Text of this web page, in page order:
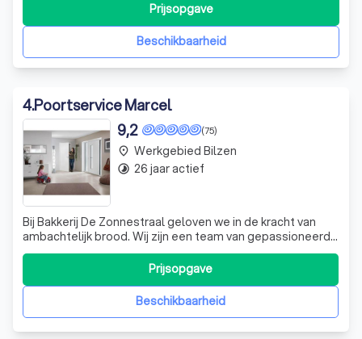
Beschikbaarheid
Prijsopgave
4.Poortservice Marcel
(75)
9,2
Bij Bakkerij De Zonnestraal geloven we in de kracht van
ambachtelijk brood. Wij zijn een team van gepassioneerde
bakkers die elke dag vroeg opstaan om vers brood en
gebak te bereiden voor onze klanten. Onze bakkerij is een
plek waar traditie en innovatie samenkomen. We
gebruiken aloude recepten, maa
Beschikbaarheid
Prijsopgave
place Werkgebied Bilzen
timelapse 26 jaar actief